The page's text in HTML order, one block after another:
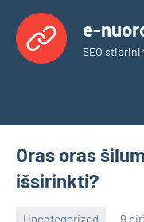
content
e-
SEO
Oras oras
išsirinkti?
Uncategorized 9